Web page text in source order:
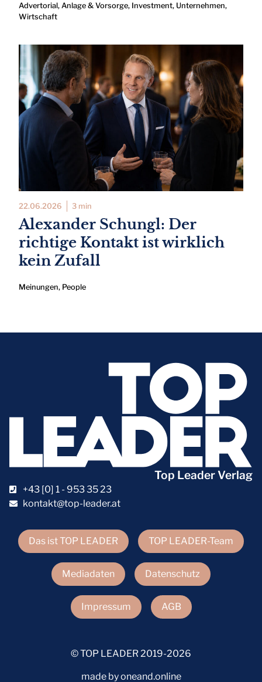
Advertorial, Anlage & Vorsorge, Investment, Unternehmen,
Wirtschaft
22.06.2026 3 min
Alexander Schungl: Der
richtige Kontakt ist wirklich
kein Zufall
Meinungen, People
Das ist TOP LEADER TOP LEADER-Team
Mediadaten Datenschutz
Impressum AGB
Top Leader Verlag
+43 [0] 1 - 953 35 23
kontakt@top-leader.at
© TOP LEADER 2019-2026
made by oneand.online